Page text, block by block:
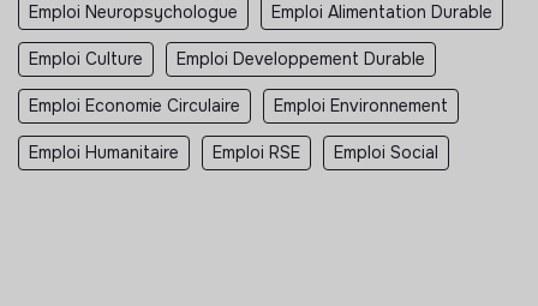
Emploi Neuropsychologue Emploi Alimentation Durable
Emploi Culture Emploi Developpement Durable
Emploi Economie Circulaire Emploi Environnement
Emploi Humanitaire Emploi RSE Emploi Social